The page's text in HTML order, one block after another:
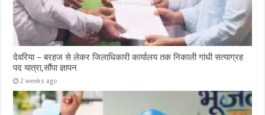
देवरिया – बरहज से लेकर जिलाधिकारी कार्यालय तक निकाली गांधी सत्याग्रह
पद यात्रा,सौंपा ज्ञापन
2 weeks ago